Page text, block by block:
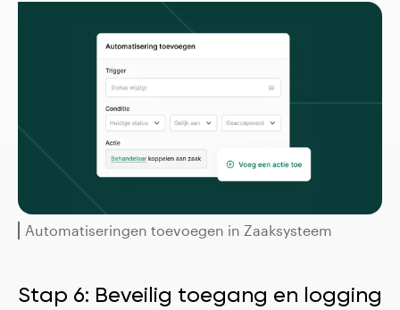
Automatiseringen toevoegen in Zaaksysteem
Stap 6: Beveilig toegang en logging